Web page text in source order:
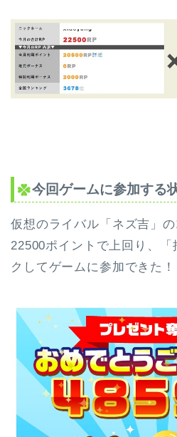
今回ゲームに参加する
仮想のライバル「ネズ吉」
22500ポイントで上回り、「
クしてゲームに参加できた！